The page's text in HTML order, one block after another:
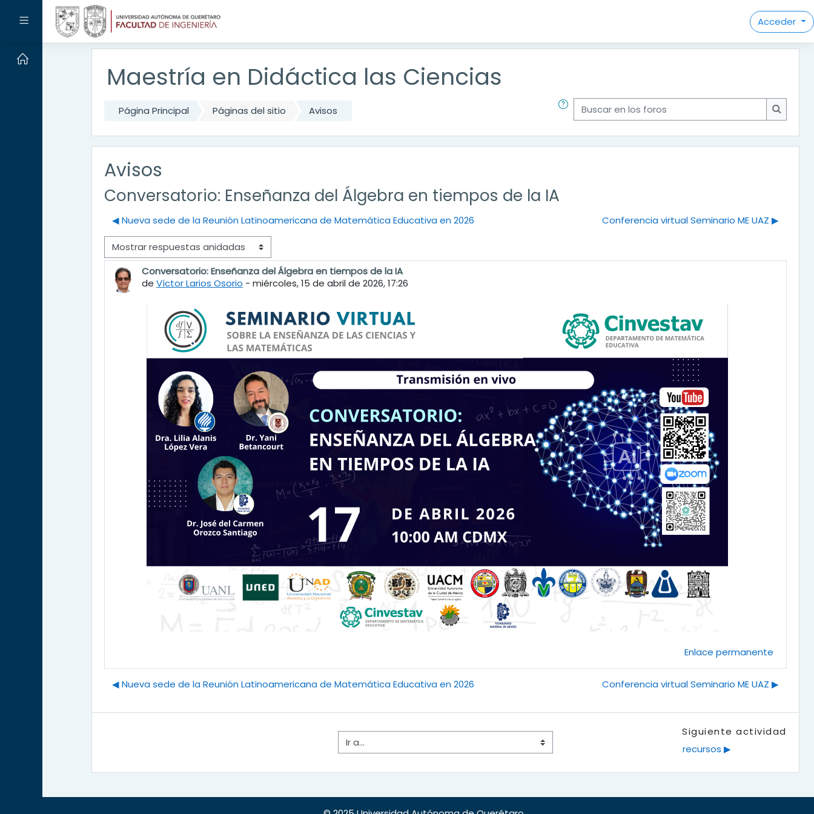
Panel lateral Acceder
Salta al contenido principal
Maestría en Didáctica las Ciencias
Página Principal Páginas del sitio Avisos Buscar en los foros
Buscar
Avisos
Conversatorio: Enseñanza del Álgebra en tiempos de la IA
◀︎ Nueva sede de la Reunión Latinoamericana de Matemática Educativa en 2026 Conferencia virtual Seminario ME UAZ ▶︎
Mostrar modo
Conversatorio: Enseñanza del Álgebra en tiempos de la IA
de Víctor Larios Osorio - miércoles, 15 de abril de 2026, 17:26
Número de respuestas: 0
Enlace permanente
◀︎ Nueva sede de la Reunión Latinoamericana de Matemática Educativa en 2026 Conferencia virtual Seminario ME UAZ ▶︎
Ir a...
Siguiente actividad
recursos ▶︎